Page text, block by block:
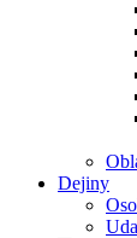
Dejiny